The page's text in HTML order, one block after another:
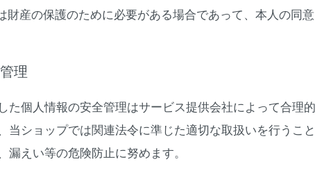
財産の保護のために必要がある場合であって、本人の同
理
た個人情報の安全管理はサービス提供会社によって合理
当ショップでは関連法令に準じた適切な取扱いを行うこ
漏えい等の危険防止に努めます。